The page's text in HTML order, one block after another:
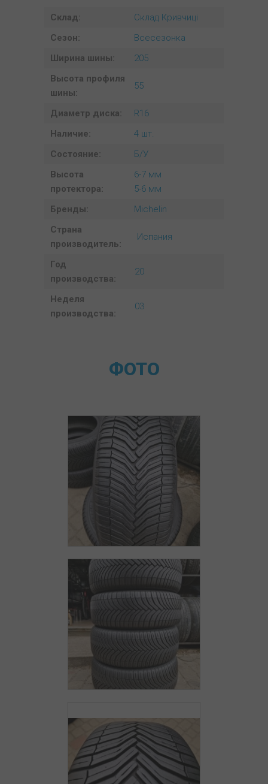
Склад:
Склад Кривчиці
Сезон:
Всесезонка
Ширина шины:
205
Высота профиля
шины:
55
Диаметр диска:
R16
Наличие:
4 шт.
Состояние:
Б/У
Высота
протектора:
6-7 мм
5-6 мм
Бренды:
Michelin
Страна
производитель:
Испания
Год
производства:
20
Неделя
производства:
03
ФОТО